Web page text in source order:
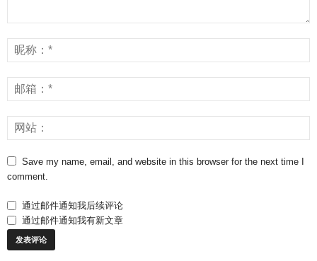
Save my name, email, and website in this browser for the next time I
comment.
通过邮件通知我后续评论
通过邮件通知我有新文章